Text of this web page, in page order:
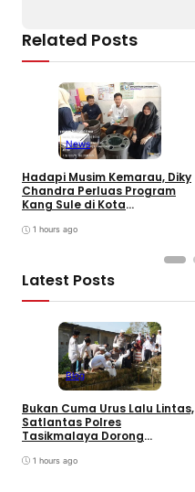
Related Posts
News
Hadapi Musim Kemarau, Diky
Chandra Perluas Program
Kang Sule di Kota
1 hours ago
Latest Posts
Blog
Bukan Cuma Urus Lalu Lintas,
Satlantas Polres
Tasikmalaya Dorong
Program SUJUD
1 hours ago